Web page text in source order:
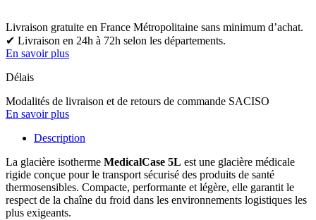
Livraison gratuite en France Métropolitaine sans minimum d’achat.
✔ Livraison en 24h à 72h selon les départements.
En savoir plus
Délais
Modalités de livraison et de retours de commande SACISO
En savoir plus
Description
La glacière isotherme MedicalCase 5L est une glacière médicale
rigide conçue pour le transport sécurisé des produits de santé
thermosensibles. Compacte, performante et légère, elle garantit le
respect de la chaîne du froid dans les environnements logistiques les
plus exigeants.